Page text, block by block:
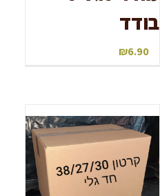
בודד
₪6.90